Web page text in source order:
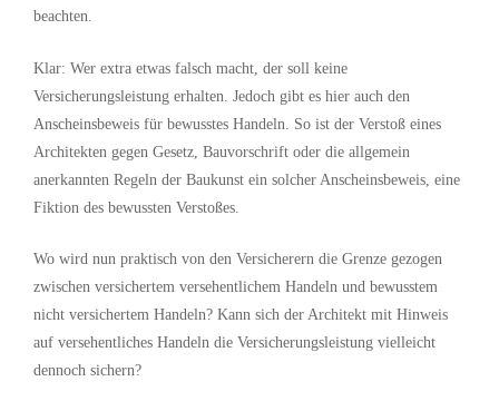
beachten.
Klar: Wer extra etwas falsch macht, der soll keine
Versicherungsleistung erhalten. Jedoch gibt es hier auch den
Anscheinsbeweis für bewusstes Handeln. So ist der Verstoß eines
Architekten gegen Gesetz, Bauvorschrift oder die allgemein
anerkannten Regeln der Baukunst ein solcher Anscheinsbeweis, eine
Fiktion des bewussten Verstoßes.
Wo wird nun praktisch von den Versicherern die Grenze gezogen
zwischen versichertem versehentlichem Handeln und bewusstem
nicht versichertem Handeln? Kann sich der Architekt mit Hinweis
auf versehentliches Handeln die Versicherungsleistung vielleicht
dennoch sichern?